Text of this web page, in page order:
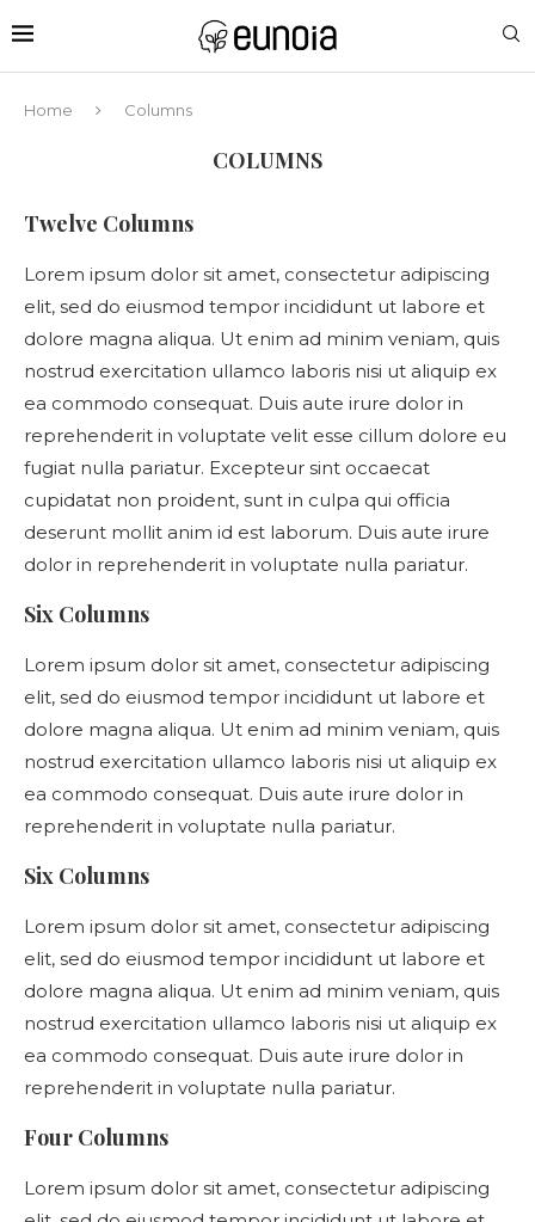
Home Columns
COLUMNS
Twelve Columns
Lorem ipsum dolor sit amet, consectetur adipiscing
elit, sed do eiusmod tempor incididunt ut labore et
dolore magna aliqua. Ut enim ad minim veniam, quis
nostrud exercitation ullamco laboris nisi ut aliquip ex
ea commodo consequat. Duis aute irure dolor in
reprehenderit in voluptate velit esse cillum dolore eu
fugiat nulla pariatur. Excepteur sint occaecat
cupidatat non proident, sunt in culpa qui officia
deserunt mollit anim id est laborum. Duis aute irure
dolor in reprehenderit in voluptate nulla pariatur.
Six Columns
Lorem ipsum dolor sit amet, consectetur adipiscing
elit, sed do eiusmod tempor incididunt ut labore et
dolore magna aliqua. Ut enim ad minim veniam, quis
nostrud exercitation ullamco laboris nisi ut aliquip ex
ea commodo consequat. Duis aute irure dolor in
reprehenderit in voluptate nulla pariatur.
Six Columns
Lorem ipsum dolor sit amet, consectetur adipiscing
elit, sed do eiusmod tempor incididunt ut labore et
dolore magna aliqua. Ut enim ad minim veniam, quis
nostrud exercitation ullamco laboris nisi ut aliquip ex
ea commodo consequat. Duis aute irure dolor in
reprehenderit in voluptate nulla pariatur.
Four Columns
Lorem ipsum dolor sit amet, consectetur adipiscing